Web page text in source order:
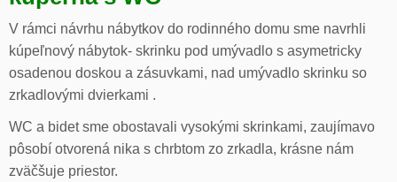
V rámci návrhu nábytkov do rodinného domu sme navrhli
kúpeľnový nábytok- skrinku pod umývadlo s asymetricky
osadenou doskou a zásuvkami, nad umývadlo skrinku so
zrkadlovými dvierkami .
WC a bidet sme obostavali vysokými skrinkami, zaujímavo
pôsobí otvorená nika s chrbtom zo zrkadla, krásne nám
zväčšuje priestor.